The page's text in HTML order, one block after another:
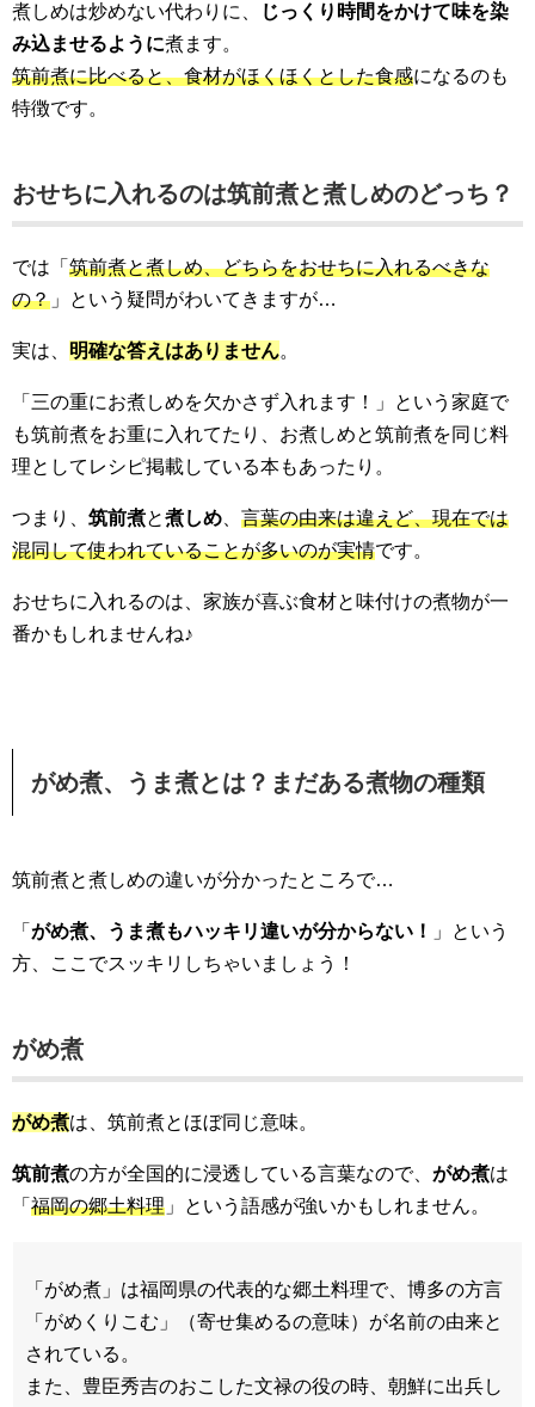
煮しめは炒めない代わりに、
じっくり時間をかけて味を染
み込ませるように煮ます。
筑前煮に比べると、食材がほくほくとした食感になるのも
特徴です。
おせちに入れるのは筑前煮と煮しめのどっち？
では「 筑前煮と煮しめ、どちらをおせちに入れるべきな
の？ 」という疑問がわいてきますが…
実は、 明確な答えはありません。
「三の重にお煮しめを欠かさず入れます！」という家庭で
も筑前煮をお重に入れてたり、お煮しめと筑前煮を同じ料
理としてレシピ掲載している本もあったり。
つまり、 筑前煮と煮しめ
言葉の由来は違えど、現在では
混同して使われていることが多いのが実情です。
おせちに入れるのは、家族が喜ぶ食材と味付けの煮物が一
番かもしれませんね♪
がめ煮、うま煮とは？まだある煮物の種類
筑前煮と煮しめの違いが分かったところで…
「 がめ煮、うま煮もハッキリ違いが分からない！
」という
方、ここでスッキリしちゃいましょう！
がめ煮
がめ煮は、筑前煮とほぼ同じ意味。
筑前煮の方が全国的に浸透している言葉なので、 がめ煮は
「 福岡の郷土料理 」という語感が強いかもしれません。
「がめ煮」は福岡県の代表的な郷土料理で、博多の方言
「がめくりこむ」（寄せ集めるの意味）が名前の由来と
されている。
また、豊臣秀吉のおこした文禄の役の時、朝鮮に出兵し